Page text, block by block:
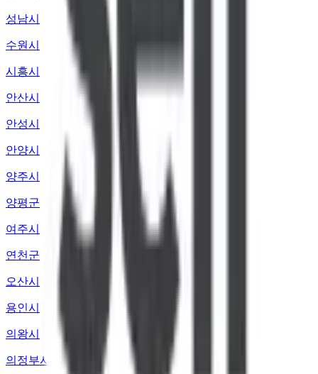
성남시
수원시
시흥시
안산시
안성시
안양시
양주시
양평군
여주시
연천군
오산시
용인시
의왕시
의정부시